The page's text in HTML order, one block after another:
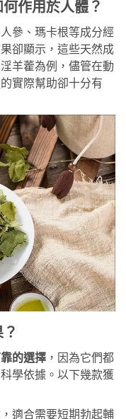
作用於人體？
參、瑪卡根等成分經
卻顯示，這些天然成
羊藿為例，儘管在動
實際幫助卻十分有
的選擇 ，因為它們都
學依據。以下幾款獲
，適合需要短期勃起輔